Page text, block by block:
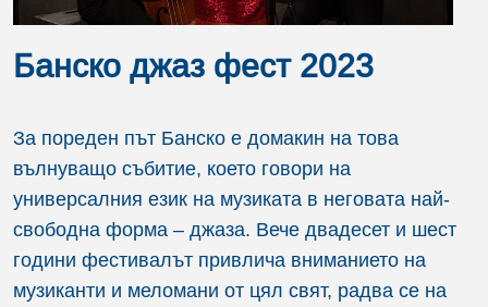
Банско джаз фест 2023
За пореден път Банско е домакин на това
вълнуващо събитие, което говори на
универсалния език на музиката в неговата най-
свободна форма – джаза. Вече двадесет и шест
години фестивалът привлича вниманието на
музиканти и меломани от цял свят, радва се на